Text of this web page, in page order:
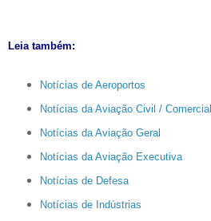
Leia também:
Notícias de Aeroportos
Notícias da Aviação Civil / Comercial
Notícias da Aviação Geral
Notícias da Aviação Executiva
Notícias de Defesa
Notícias de Indústrias